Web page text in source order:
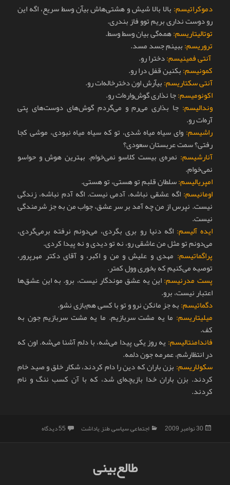
دموکراتیسم: بالا بالا شیش و هشتی‌هاش بیآن وسط سریع، اگه این
رو دوست نداری بریم توو فاز بندری.
توتالیتاریسم:همه‌گی بیان وسط وسط.
تروریسم:ببینم جسد مسد.
آنتی فمینیسم:دخترا رو.
کمونیسم:بکنین قفل درا رو.
آنتی سکتاریسم:بیآرش اون دخترخاله‌ات رو.
اکونومیسم:جا نذاری گوش‌واره‌ات رو.
وندالیسم: جا بذاری می‌رم و می‌گردم گوش‌های دوست‌های پتی
آره‌ات رو.
راشیسم: وای سیاه میاه شدی، تو که سیاه میاه نبودی، موشی کجا
رفتی؟ سمت عربستان سعودی؟
آنارشیسم: نمره‌ی بیست کلاسو نمی‌خوام. بهترین هوش و حواسو
نمی‌خوام.
امپریالیسم:سلطان قلبم تو هستی، تو هستی.
اومانیسم: اگه عشقی نباشه، آدمی نیست. اگه آدم نباشه، زندگی
نیست. نپرس از من چه آمد بر سر عشق، جواب من به جز شرمندگی
نیست.
ایده آلیسم: اگه دنیا رو بری بگردی، می‌دونم نرفته برمی‌گردی،
می‌دونم تو مثل من عاشقی رو، نه تو دیدی و نه پیدا کردی.
پراگماتیسم: مهدی و علیش و من و اکبر، و آقای دکتر مهرپرور،
توصیه می‌کنیم که بخوری وول کمتر.
پست مدرنیسم:این یه عشق موندگار نیست، برو. به این عشق‌ها
اعتبار نیست، برو.
دگماتیسم:به جز مانکن نرو و تو با کسی هم‌بازی نشو.
میلیتاریسم: ما یه مشت سربازیم. ما یه مشت سربازیم جون به
کف.
فاندامنتالیسم: یه روز یکی پیدا می‌شه، با دلم آشنا می‌شه. اون که
در انتظارشم، عمرمه جون دلمه.
سکولاریسم: بزن باران که دین را دام کردند، شکار خلق و صید خام
کردند. بزن باران خدا بازیچه‌ای شد، که با آن کسب ننگ و نام
کردند.
ارسال
30 نوامبر 2009 دسته‌ها
اجتماعی,سیاسی,طنز,یاداشت 55 دیدگاه برای آشنایی با
طالع‌بینی